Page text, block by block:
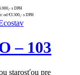
s DPH
od €3.500,- s DPH
– 103
starosťou pre